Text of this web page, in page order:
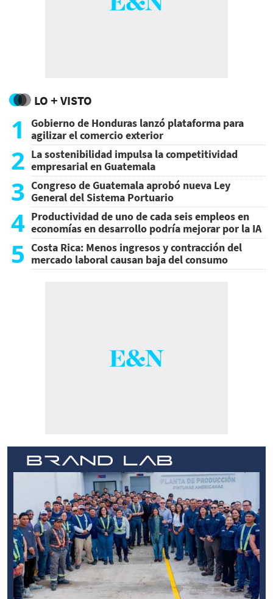
LO + VISTO
1
Gobierno de Honduras lanzó plataforma para
agilizar el comercio exterior
2 La sostenibilidad impulsa la competitividad
empresarial en Guatemala
3 Congreso de Guatemala aprobó nueva Ley
General del Sistema Portuario
4 Productividad de uno de cada seis empleos en
economías en desarrollo podría mejorar por la IA
5 Costa Rica: Menos ingresos y contracción del
mercado laboral causan baja del consumo